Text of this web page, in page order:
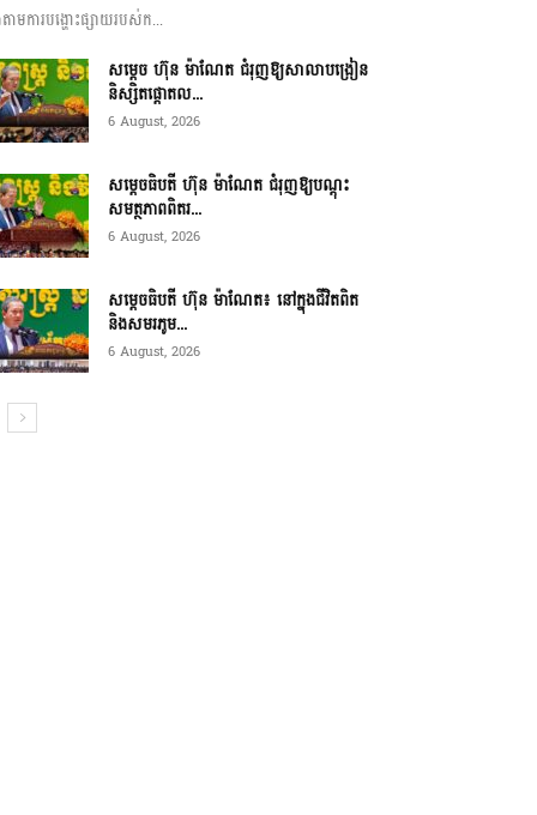
មការបង្ហោះផ្សាយរបស់ក...
សម្តេច ហ៊ុន ម៉ាណែត ជំរុញឱ្យសាលាបង្រៀន
និស្សិតផ្តោតល...
6 August, 2026
សម្តេចធិបតី ហ៊ុន ម៉ាណែត ជំរុញឱ្យបណ្តុះ
សមត្ថភាពពិតរ...
6 August, 2026
សម្តេចធិបតី ហ៊ុន ម៉ាណែត៖ នៅក្នុងជីវិតពិត
និងសមរភូម...
6 August, 2026